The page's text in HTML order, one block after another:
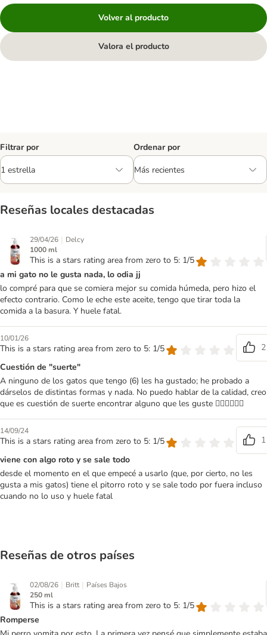
Volver al producto
Valora el producto
Filtrar por Ordenar por
Reseñas locales destacadas
29/04/26 | Delcy
1000 ml
This is a stars rating area from zero to 5: 1/5
a mi gato no le gusta nada, lo odia jj
lo compré para que se comiera mejor su comida húmeda, pero hizo el
efecto contrario. Como le eche este aceite, tengo que tirar toda la
comida a la basura. Y huele fatal.
10/01/26
This is a stars rating area from zero to 5: 1/5
2
Cuestión de "suerte"
A ninguno de los gatos que tengo (6) les ha gustado; he probado a
dárselos de distintas formas y nada. No puedo hablar de la calidad, creo
que es cuestión de suerte encontrar alguno que les guste 🤷🏼‍♀️🤷🏼‍♀️
14/09/24
This is a stars rating area from zero to 5: 1/5
1
viene con algo roto y se sale todo
desde el momento en el que empecé a usarlo (que, por cierto, no les
gusta a mis gatos) tiene el pitorro roto y se sale todo por fuera incluso
cuando no lo uso y huele fatal
Reseñas de otros países
02/08/26 | Britt | Países Bajos
250 ml
This is a stars rating area from zero to 5: 1/5
Romperse